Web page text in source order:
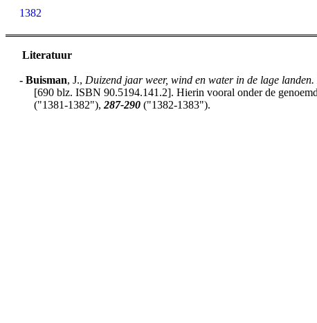
1382
Literatuur
- Buisman, J., Duizend jaar weer, wind en water in de lage
[690 blz. ISBN 90.5194.141.2]. Hierin vooral onder de
("1381-1382"),287-290 ("1382-1383").